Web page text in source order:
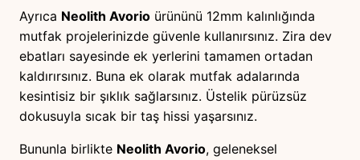
Ayrıca Neolith Avorio ürününü 12mm kalınlığında
mutfak projelerinizde güvenle kullanırsınız. Zira dev
ebatları sayesinde ek yerlerini tamamen ortadan
kaldırırsınız. Buna ek olarak mutfak adalarında
kesintisiz bir şıklık sağlarsınız. Üstelik pürüzsüz
dokusuyla sıcak bir taş hissi yaşarsınız.
Bununla birlikte Neolith Avorio, geleneksel